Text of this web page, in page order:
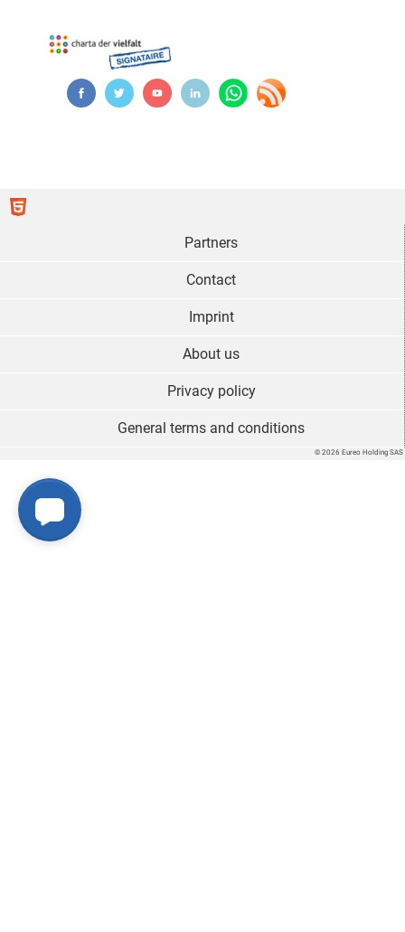
© 2026 Eureo Holding SAS
Partners
Contact
Imprint
About us
Privacy policy
General terms and conditions